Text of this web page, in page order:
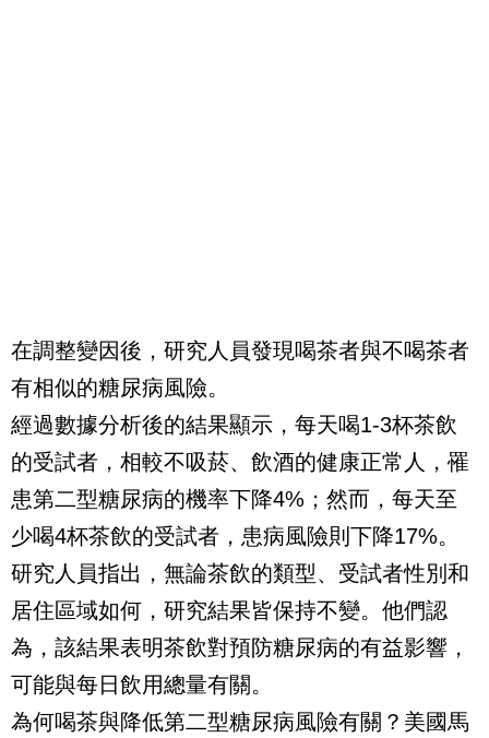
在調整變因後，研究人員發現喝茶者與不喝茶者
有相似的糖尿病風險。
經過數據分析後的結果顯示，每天喝1-3杯茶飲
的受試者，相較不吸菸、飲酒的健康正常人，罹
患第二型糖尿病的機率下降4%；然而，每天至
少喝4杯茶飲的受試者，患病風險則下降17%。
研究人員指出，無論茶飲的類型、受試者性別和
居住區域如何，研究結果皆保持不變。他們認
為，該結果表明茶飲對預防糖尿病的有益影響，
可能與每日飲用總量有關。
為何喝茶與降低第二型糖尿病風險有關？美國馬